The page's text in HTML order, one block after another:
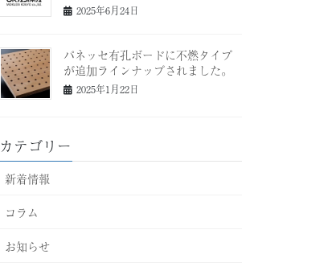
2025年6月24日
パネッセ有孔ボードに不燃タイプ
が追加ラインナップされました。
2025年1月22日
カテゴリー
新着情報
コラム
お知らせ